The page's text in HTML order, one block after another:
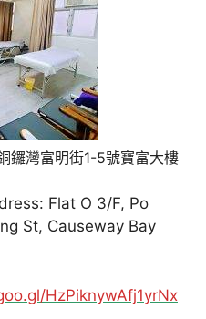
鑼灣富明街1-5號寶富大樓
Flat O 3/F, Po
St, Causeway Bay
HzPiknywAfj1yrNx